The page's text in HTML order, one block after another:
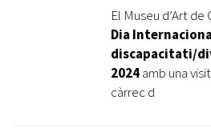
El Museu d’Art
Dia
discapacitati/
2024amb una
càrrec d